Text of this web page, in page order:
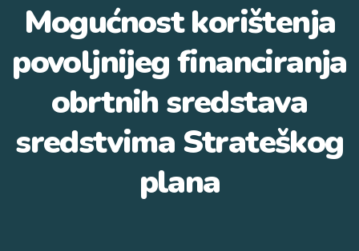
Mogućnost korištenja
povoljnijeg financiranja
obrtnih sredstava
sredstvima Strateškog
plana